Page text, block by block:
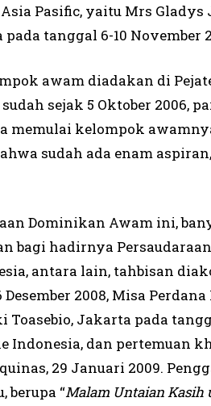
Pasific, yaitu Mrs Gladys
tanggal 6-10 November
awam diadakan di
sejak 5 Oktober 2006,
memulai kelompok
sudah ada enam
Dominikan Awam ini,
bagi hadirnya Persaudaraan
antara lain, tahbisan
2008, Misa Perdana
Jakarta pada
Indonesia, dan pertemuan
29 Januari 2009.
berupa “Malam Untaian Kasih